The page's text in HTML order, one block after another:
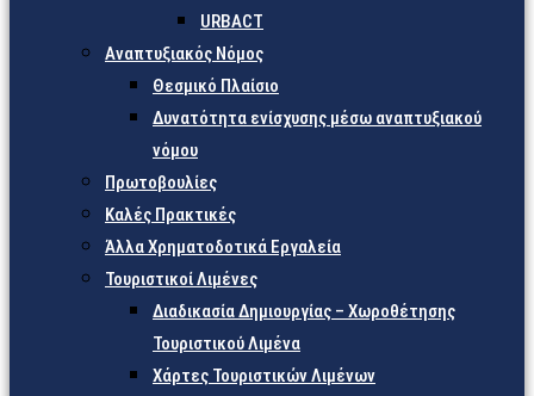
URBACT
Αναπτυξιακός Νόμος
Θεσμικό Πλαίσιο
Δυνατότητα ενίσχυσης μέσω αναπτυξιακού
νόμου
Πρωτοβουλίες
Καλές Πρακτικές
Άλλα Χρηματοδοτικά Εργαλεία
Τουριστικοί Λιμένες
Διαδικασία Δημιουργίας – Χωροθέτησης
Τουριστικού Λιμένα
Χάρτες Τουριστικών Λιμένων